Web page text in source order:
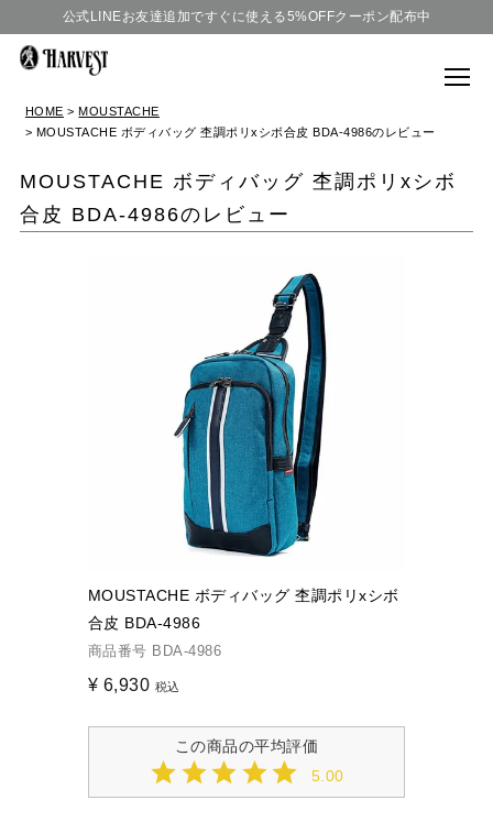
公式LINEお友達追加ですぐに使える5%OFFクーポン配布中
HOME
MOUSTACHE
MOUSTACHE ボディバッグ 杢調ポリxシボ合皮 BDA-4986のレビュー
MOUSTACHE ボディバッグ 杢調ポリxシボ
合皮 BDA-4986のレビュー
MOUSTACHE ボディバッグ 杢調ポリxシボ
合皮 BDA-4986
商品番号 BDA-4986
¥ 6,930 税込
5.00